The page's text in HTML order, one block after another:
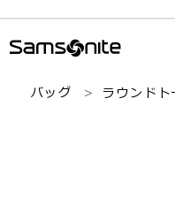
バッグ ラウンドト